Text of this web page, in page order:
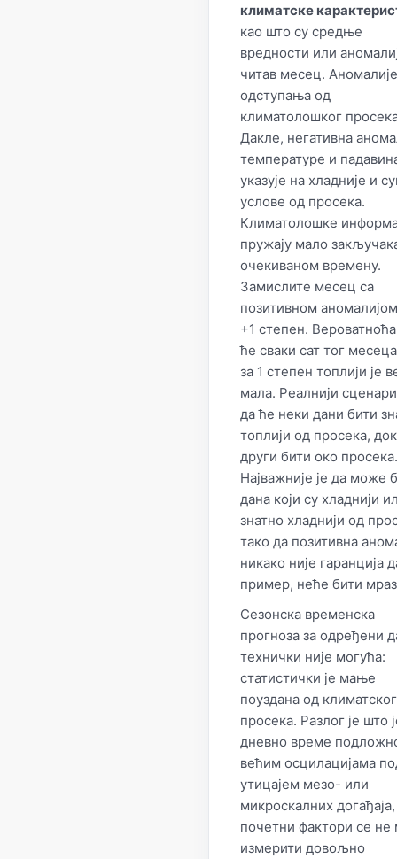
климатске
као што су средње
вредности или
читав месец.
одступања од
климатолошког
Дакле, негативна
температуре и
указује на хладније и
услове од просека.
Климатолошке
пружају мало
очекиваном времену.
Замислите месец са
позитивном
+1 степен.
ће сваки сат тог
за 1 степен топлији је
мала. Реалнији
да ће неки дани бити
топлији од просека,
други бити око просека.
Најважније је да може
дана који су хладнији
знатно хладнији од
тако да позитивна
никако није гаранција
пример, неће бити
Сезонска временска
прогноза за одређени
технички није могућа:
статистички је мање
поуздана од климатског
просека. Разлог је што
дневно време
већим осцилацијама
утицајем мезо- или
микроскалних
почетни фактори се не
измерити довољно